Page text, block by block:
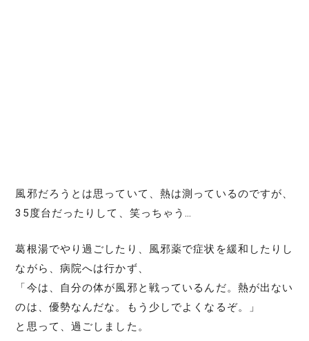
風邪だろうとは思っていて、熱は測っているのですが、
35度台だったりして、笑っちゃう…
葛根湯でやり過ごしたり、風邪薬で症状を緩和したりし
ながら、病院へは行かず、
「今は、自分の体が風邪と戦っているんだ。熱が出ない
のは、優勢なんだな。もう少しでよくなるぞ。」
と思って、過ごしました。